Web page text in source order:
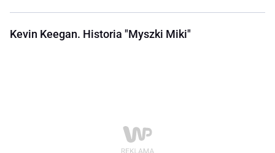
Kevin Keegan. Historia "Myszki Miki"